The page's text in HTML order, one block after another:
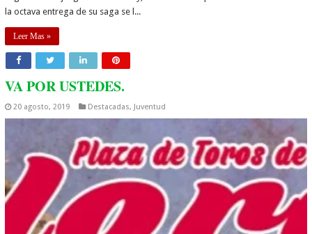
la octava entrega de su saga se l...
Leer Mas »
VA POR USTEDES.
20 agosto, 2019 Destacadas, Juventud